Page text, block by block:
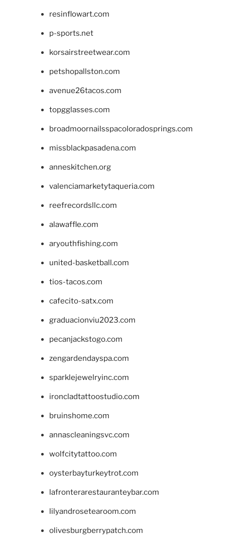
resinflowart.com
p-sports.net
korsairstreetwear.com
petshopallston.com
avenue26tacos.com
topgglasses.com
broadmoornailsspacoloradosprings.com
missblackpasadena.com
anneskitchen.org
valenciamarketytaqueria.com
reefrecordsllc.com
alawaffle.com
aryouthfishing.com
united-basketball.com
tios-tacos.com
cafecito-satx.com
graduacionviu2023.com
pecanjackstogo.com
zengardendayspa.com
sparklejewelryinc.com
ironcladtattoostudio.com
bruinshome.com
annascleaningsvc.com
wolfcitytattoo.com
oysterbayturkeytrot.com
lafronterarestauranteybar.com
lilyandrosetearoom.com
olivesburgberrypatch.com